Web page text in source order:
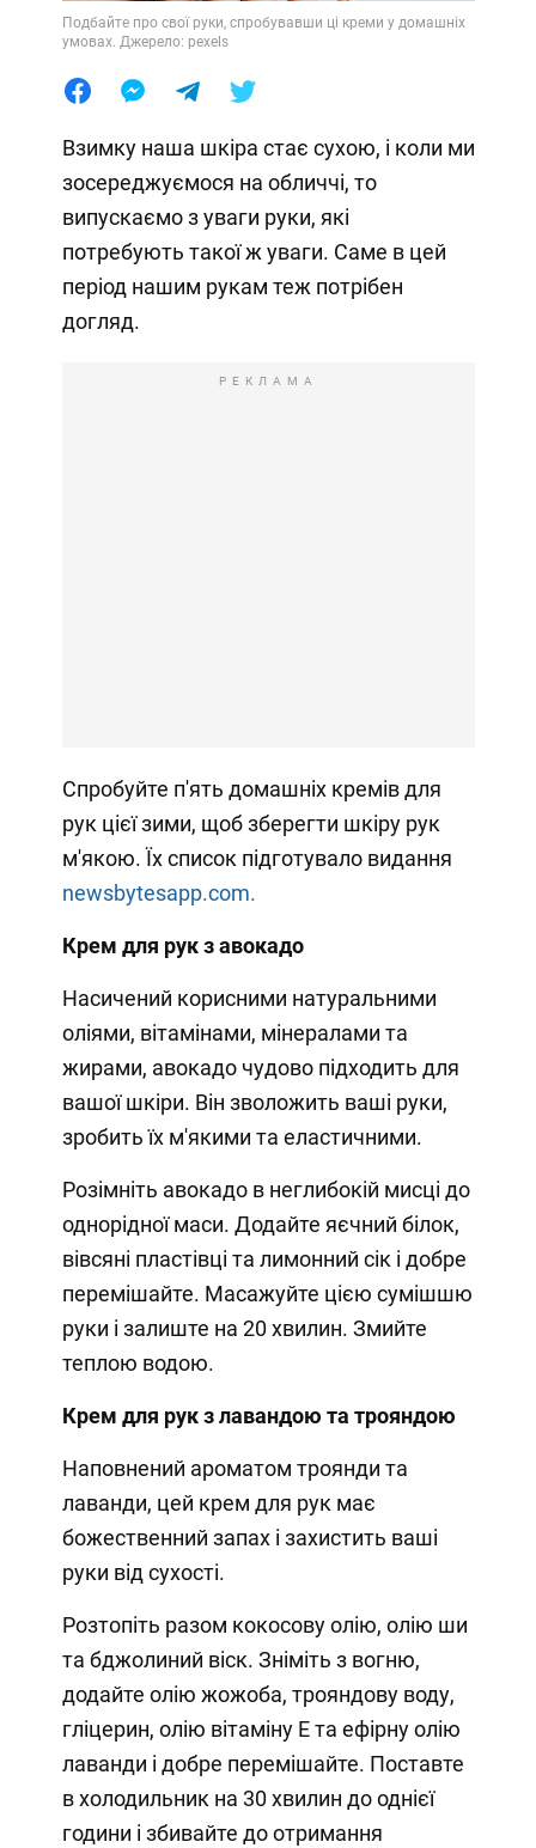
Подбайте про свої руки, спробувавши ці креми у домашніх
умовах. Джерело: pexels
Взимку наша шкіра стає сухою, і коли ми
зосереджуємося на обличчі, то
випускаємо з уваги руки, які
потребують такої ж уваги. Саме в цей
період нашим рукам теж потрібен
догляд.
РЕКЛАМА
Спробуйте п'ять домашніх кремів для
рук цієї зими, щоб зберегти шкіру рук
м'якою. Їх список підготувало видання
newsbytesapp.com.
Крем для рук з авокадо
Насичений корисними натуральними
оліями, вітамінами, мінералами та
жирами, авокадо чудово підходить для
вашої шкіри. Він зволожить ваші руки,
зробить їх м'якими та еластичними.
Розімніть авокадо в неглибокій мисці до
однорідної маси. Додайте яєчний білок,
вівсяні пластівці та лимонний сік і добре
перемішайте. Масажуйте цією сумішшю
руки і залиште на 20 хвилин. Змийте
теплою водою.
Крем для рук з лавандою та трояндою
Наповнений ароматом троянди та
лаванди, цей крем для рук має
божественний запах і захистить ваші
руки від сухості.
Розтопіть разом кокосову олію, олію ши
та бджолиний віск. Зніміть з вогню,
додайте олію жожоба, трояндову воду,
гліцерин, олію вітаміну Е та ефірну олію
лаванди і добре перемішайте. Поставте
в холодильник на 30 хвилин до однієї
години і збивайте до отримання